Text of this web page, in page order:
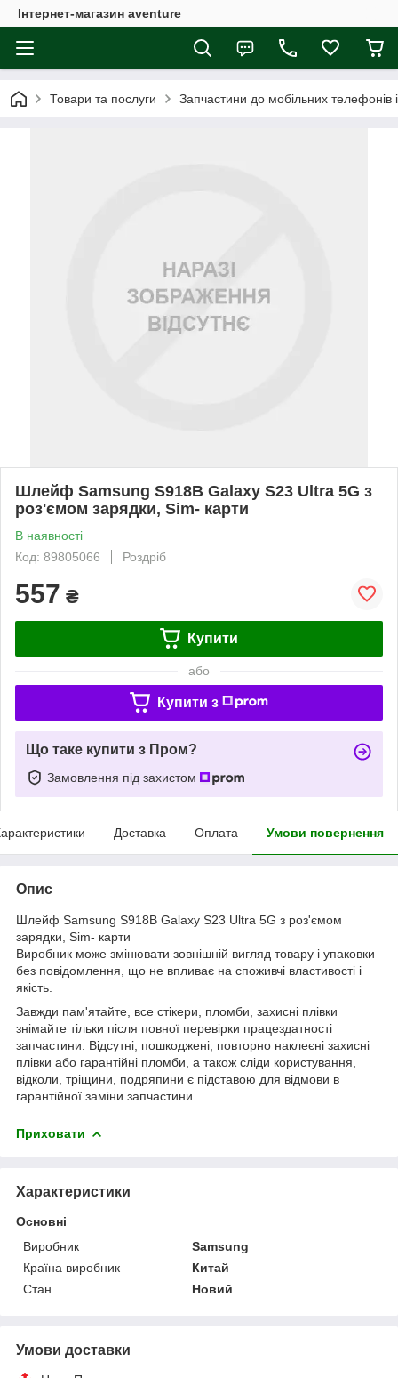
Інтернет-магазин aventure
Товари та послуги Запчастини до мобільних телефонів
Шлейф Samsung S918B Galaxy S23 Ultra 5G з
роз'ємом зарядки, Sim- карти
В наявності
Код: 89805066
Роздріб
557 ₴
Купити
або
Купити з
Що таке купити з Пром?
Замовлення під захистом
Доставка Оплата Умови повернення
Опис
Шлейф Samsung S918B Galaxy S23 Ultra 5G з роз'ємом
зарядки, Sim- карти
Виробник може змінювати зовнішній вигляд товару і упаковки
без повідомлення, що не впливає на споживчі властивості і
якість.
Завжди пам'ятайте, все стікери, пломби, захисні плівки
знімайте тільки після повної перевірки працездатності
запчастини. Відсутні, пошкоджені, повторно наклеєні захисні
плівки або гарантійні пломби, а також сліди користування,
відколи, тріщини, подряпини є підставою для відмови в
гарантійної заміни запчастини.
Приховати
Характеристики
Основні
Виробник
Samsung
Країна виробник
Китай
Стан
Новий
Умови доставки